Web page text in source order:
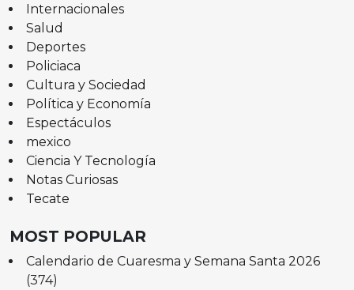
Internacionales
Salud
Deportes
Policiaca
Cultura y Sociedad
Política y Economía
Espectáculos
mexico
Ciencia Y Tecnología
Notas Curiosas
Tecate
MOST POPULAR
Calendario de Cuaresma y Semana Santa 2026
(374)